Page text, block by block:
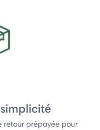
retour prépayée pour